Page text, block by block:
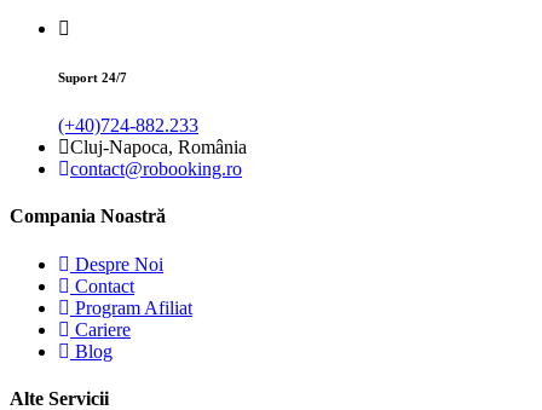
Suport 24/7
(+40)724-882.233
Cluj-Napoca, România
contact@robooking.ro
Compania Noastră
Despre Noi
Contact
Program Afiliat
Cariere
Blog
Alte Servicii